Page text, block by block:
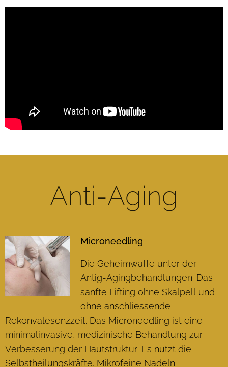
Anti-Aging
Microneedling
Die Geheimwaffe unter der
Antig-Agingbehandlungen. Das
sanfte Lifting ohne Skalpell und
ohne anschliessende
Rekonvalesenzzeit. Das Microneedling ist eine
minimalinvasive, medizinische Behandlung zur
Verbesserung der Hautstruktur. Es nutzt die
Selbstheilungskräfte. Mikrofeine Nadeln